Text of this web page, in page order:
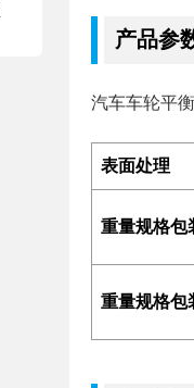
产品参
汽车车轮平
表面处理
重量规格包
重量规格包